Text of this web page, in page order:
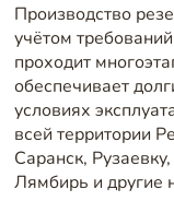
Производство
учётом
проходит
обеспечивает
условиях
всей территории
Саранск,
Лямбирь и другие